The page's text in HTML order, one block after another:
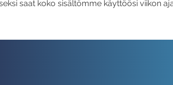
saat koko sisältömme käyttöösi viikon